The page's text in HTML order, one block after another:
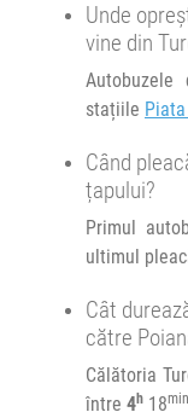
Poiana
23:30 Brașov
Transbodare
Brașov
Minivan
TLC-OTP-
Poiana
Durată:
Unde
vine din
stațiile
Când
țapului?
Primul
ultimul
Cât
către
Călătoria
între 4h 18min